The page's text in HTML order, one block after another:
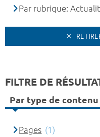
Par rubrique:
FILTRE DE
Par type de contenu
Pages (1)